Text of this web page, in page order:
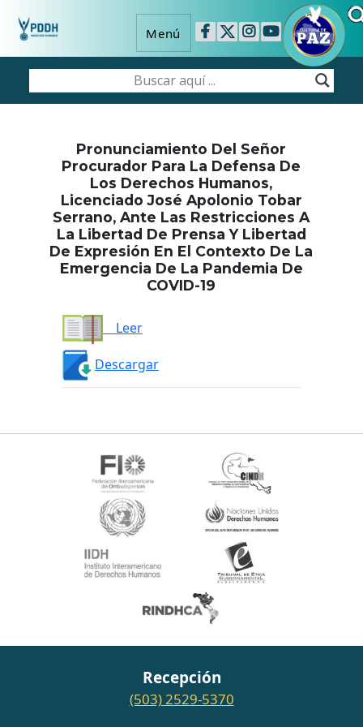
Menú
Pronunciamiento Del Señor
Procurador Para La Defensa De
Los Derechos Humanos,
Licenciado José Apolonio Tobar
Serrano, Ante Las Restricciones A
La Libertad De Prensa Y Libertad
De Expresión En El Contexto De La
Emergencia De La Pandemia De
COVID-19
Leer
Descargar
Recepción
(503) 2529-5370